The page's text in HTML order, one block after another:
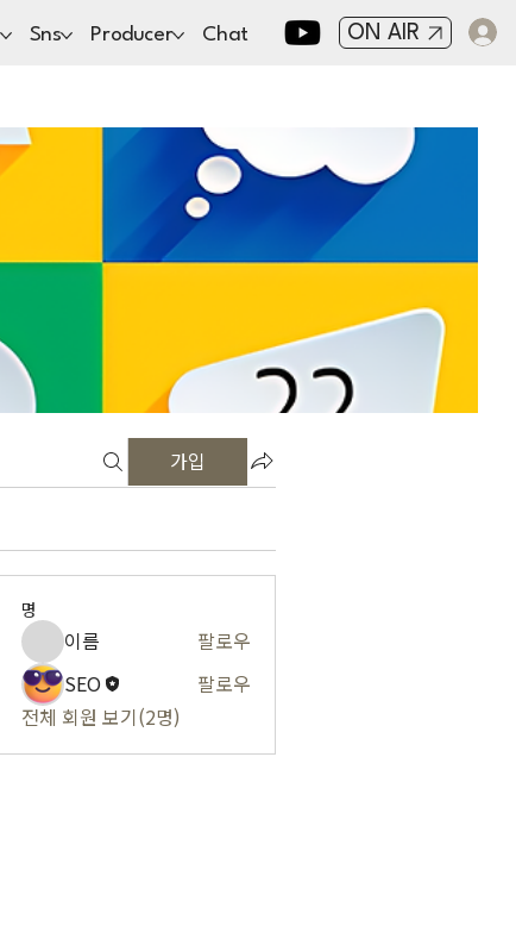
Sns Producer Chat ON AIR
가입
명
이름
팔로우
SEO
팔로우
전체 회원 보기(2명)